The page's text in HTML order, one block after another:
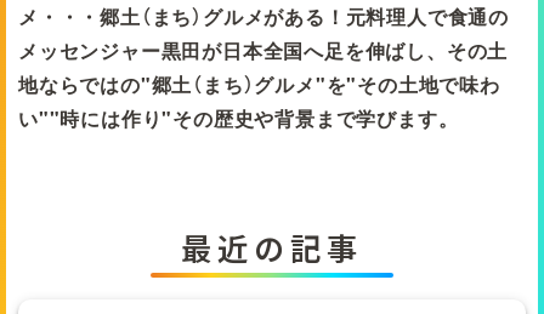
メ・・・郷土（まち）グルメがある！元料理人で食通の
メッセンジャー黒田が日本全国へ足を伸ばし、その土
地ならではの"郷土（まち）グルメ"を"その土地で味わ
い""時には作り"その歴史や背景まで学びます。
最近の記事